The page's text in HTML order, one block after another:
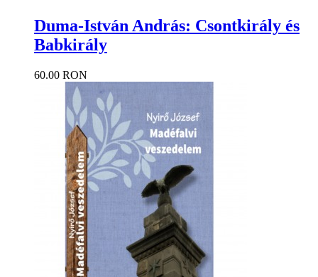
Duma-István András: Csontkirály és
Babkirály
60.00 RON